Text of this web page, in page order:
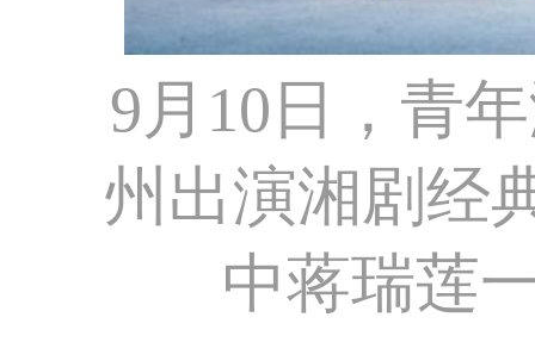
9月10日，青
州出演湘剧经
中蒋瑞莲